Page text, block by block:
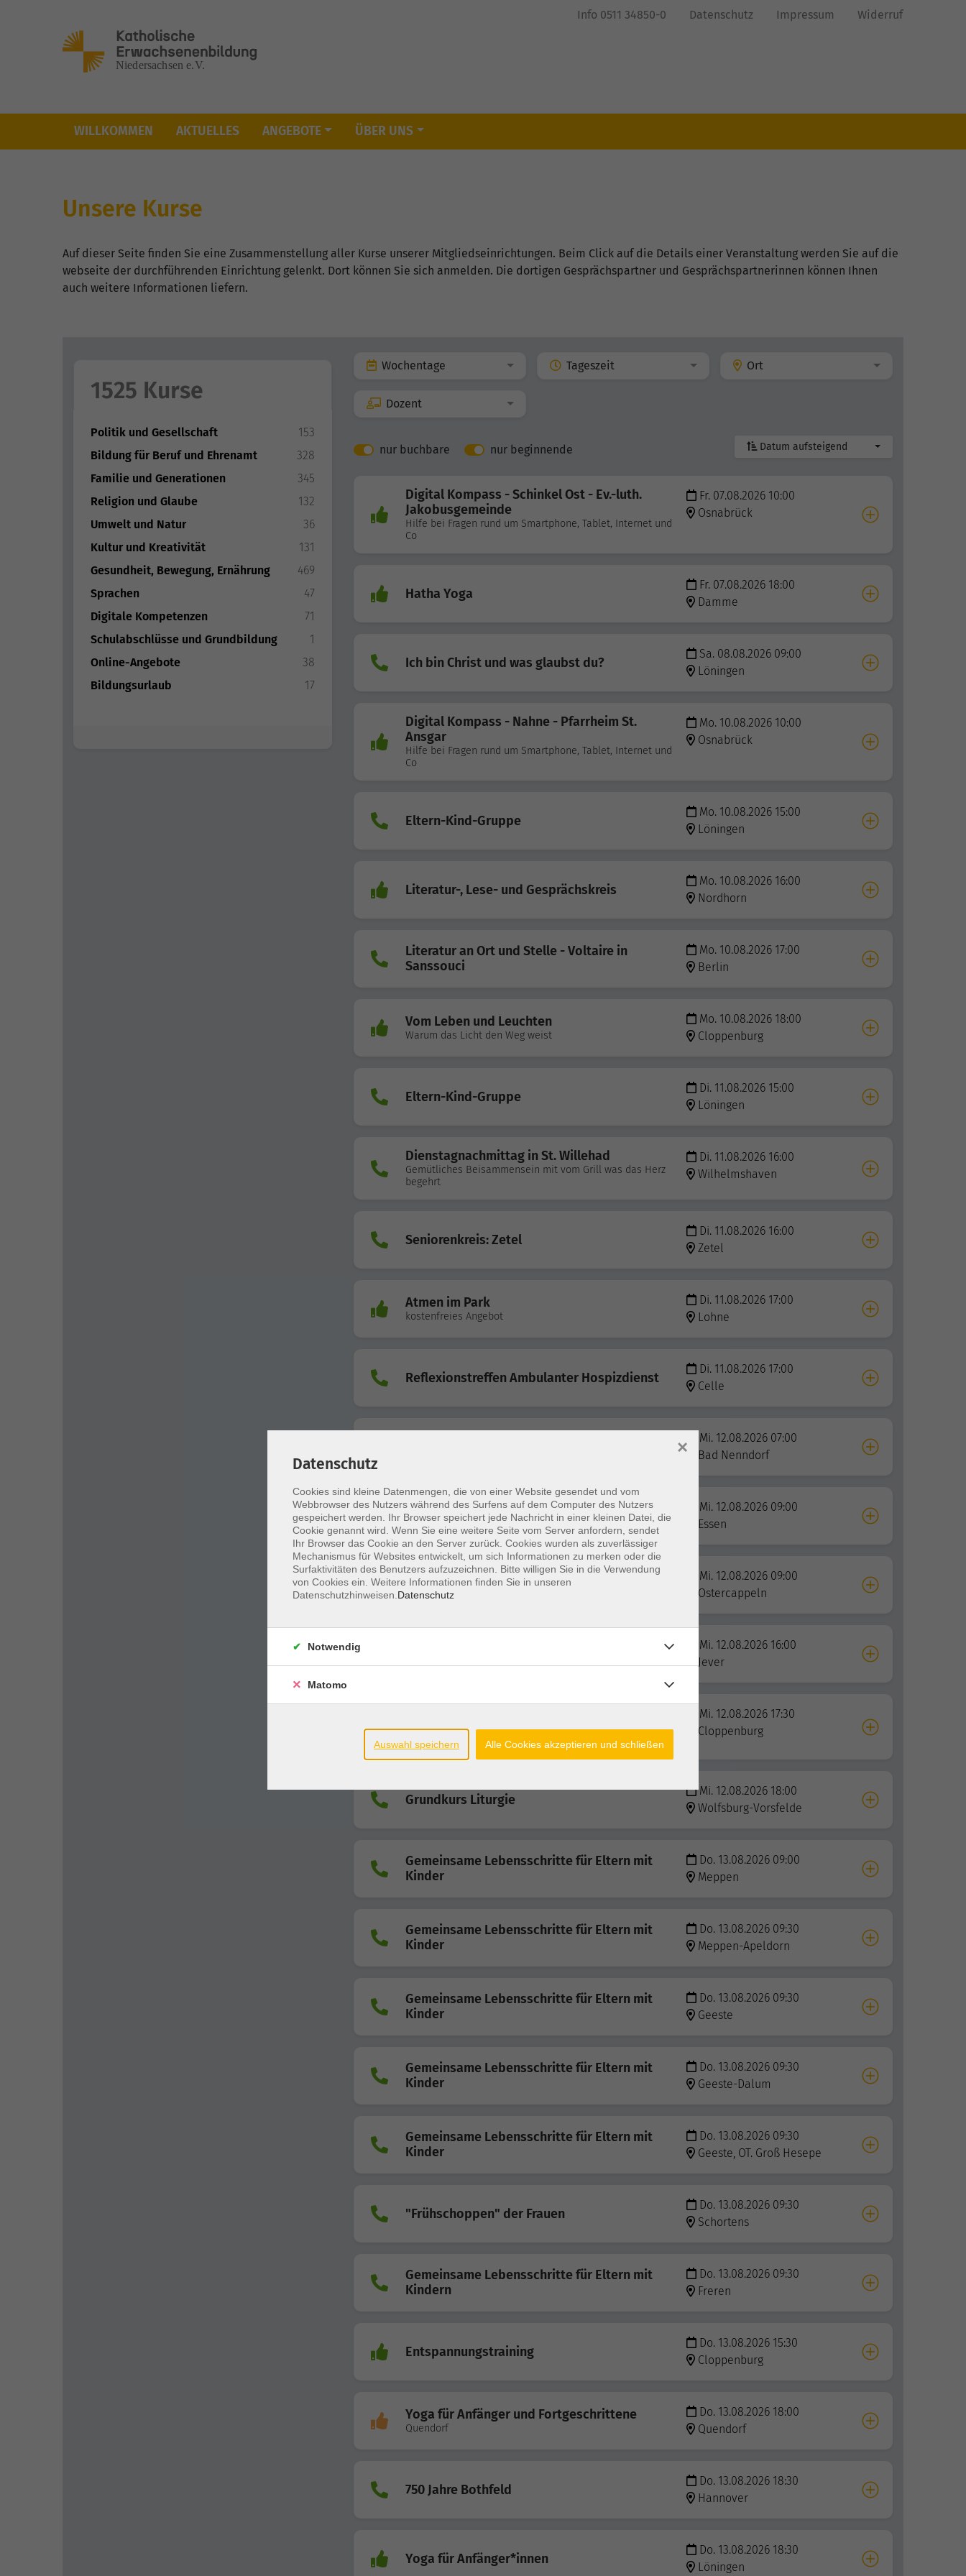
Skip to main content
Info 0511 34850-0 Datenschutz Impressum Widerruf
WILLKOMMEN AKTUELLES ANGEBOTE ÜBER UNS
You are here:
Angebote Kursliste
Unsere Kurse
Auf dieser Seite finden Sie eine Zusammenstellung aller Kurse unserer Mitgliedseinrichtungen. Beim Click auf die Details einer Veranstaltung werden Sie auf die
webseite der durchführenden Einrichtung gelenkt. Dort können Sie sich anmelden. Die dortigen Gesprächspartner und Gesprächspartnerinnen können Ihnen
auch weitere Informationen liefern.
1525 Kurse
Politik und Gesellschaft
153
Bildung für Beruf und Ehrenamt
328
Familie und Generationen
345
Religion und Glaube
132
Umwelt und Natur
36
Kultur und Kreativität
131
Gesundheit, Bewegung, Ernährung
469
Sprachen
47
Digitale Kompetenzen
71
Schulabschlüsse und Grundbildung
1
Online-Angebote
38
Bildungsurlaub
17
Wochentage Tageszeit Ort
Dozent
nur buchbare nur beginnende Datum aufsteigend
Digital Kompass - Schinkel Ost - Ev.-luth.
Jakobusgemeinde
Hilfe bei Fragen rund um Smartphone, Tablet, Internet und
Co
Fr. 07.08.2026 10:00
Osnabrück
Hatha Yoga
Fr. 07.08.2026 18:00
Damme
Ich bin Christ und was glaubst du?
Sa. 08.08.2026 09:00
Löningen
Digital Kompass - Nahne - Pfarrheim St.
Ansgar
Hilfe bei Fragen rund um Smartphone, Tablet, Internet und
Co
Mo. 10.08.2026 10:00
Osnabrück
Eltern-Kind-Gruppe
Mo. 10.08.2026 15:00
Löningen
Literatur-, Lese- und Gesprächskreis
Mo. 10.08.2026 16:00
Nordhorn
Literatur an Ort und Stelle - Voltaire in
Sanssouci
Mo. 10.08.2026 17:00
Berlin
Vom Leben und Leuchten
Warum das Licht den Weg weist
Mo. 10.08.2026 18:00
Cloppenburg
Eltern-Kind-Gruppe
Di. 11.08.2026 15:00
Löningen
Dienstagnachmittag in St. Willehad
Gemütliches Beisammensein mit vom Grill was das Herz
begehrt
Di. 11.08.2026 16:00
Wilhelmshaven
Seniorenkreis: Zetel
Di. 11.08.2026 16:00
Zetel
Atmen im Park
kostenfreies Angebot
Di. 11.08.2026 17:00
Lohne
Reflexionstreffen Ambulanter Hospizdienst
Di. 11.08.2026 17:00
Celle
Mi. 12.08.2026 07:00
Bad Nenndorf
Gemeinsam Wachsen
Bindungsorientierter Eltern-Baby-Kurs
Mi. 12.08.2026 09:00
Essen
Deutsch als Fremdsprache - Aufbaukurs B1
SEG26_43_KEB_01
Mi. 12.08.2026 09:00
Ostercappeln
Mi. 12.08.2026 16:00
Jever
& Rene Brunken
CDU & Linke
Mi. 12.08.2026 17:30
Cloppenburg
Grundkurs Liturgie
Mi. 12.08.2026 18:00
Wolfsburg-Vorsfelde
Gemeinsame Lebensschritte für Eltern mit
Kinder
Do. 13.08.2026 09:00
Meppen
Gemeinsame Lebensschritte für Eltern mit
Kinder
Do. 13.08.2026 09:30
Meppen-Apeldorn
Gemeinsame Lebensschritte für Eltern mit
Kinder
Do. 13.08.2026 09:30
Geeste
Gemeinsame Lebensschritte für Eltern mit
Kinder
Do. 13.08.2026 09:30
Geeste-Dalum
Gemeinsame Lebensschritte für Eltern mit
Kinder
Do. 13.08.2026 09:30
Geeste, OT. Groß Hesepe
"Frühschoppen" der Frauen
Do. 13.08.2026 09:30
Schortens
Gemeinsame Lebensschritte für Eltern mit
Kindern
Do. 13.08.2026 09:30
Freren
Entspannungstraining
Do. 13.08.2026 15:30
Cloppenburg
Yoga für Anfänger und Fortgeschrittene
Quendorf
Do. 13.08.2026 18:00
Quendorf
750 Jahre Bothfeld
Do. 13.08.2026 18:30
Hannover
Yoga für Anfänger*innen
Do. 13.08.2026 18:30
Löningen
Datenschutz
Cookies sind kleine Datenmengen, die von einer Website gesendet und vom
Webbrowser des Nutzers während des Surfens auf dem Computer des Nutzers
gespeichert werden. Ihr Browser speichert jede Nachricht in einer kleinen Datei, die
Cookie genannt wird. Wenn Sie eine weitere Seite vom Server anfordern, sendet
Ihr Browser das Cookie an den Server zurück. Cookies wurden als zuverlässiger
Mechanismus für Websites entwickelt, um sich Informationen zu merken oder die
Surfaktivitäten des Benutzers aufzuzeichnen. Bitte willigen Sie in die Verwendung
von Cookies ein. Weitere Informationen finden Sie in unseren
Datenschutzhinweisen. Datenschutz
×
Notwendig
Matomo
Auswahl speichern Alle Cookies akzeptieren und schließen